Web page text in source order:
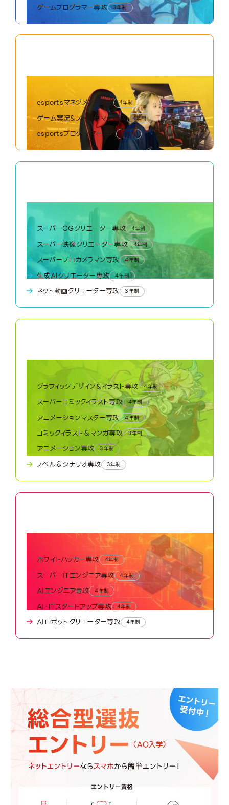
ゲームプログラマー専攻 3年制
esportsマネジメント専攻 4年制
ゲーム実況&ストリーマー専攻 4年制
esportsプロゲーマー専攻 3年制
スーパーCGクリエーター専攻 4年制
スーパー映像クリエーター専攻 4年制
スーパープロカメラマン専攻 4年制
生成AIクリエーター専攻 4年制
ネット動画クリエーター専攻 3年制
グラフィックデザイン&イラスト専攻 4年制
スーパーコミックイラスト専攻 4年制
アニメーションマスター専攻 4年制
コミックイラスト＆マンガ専攻 3年制
アニメーション専攻 3年制
ノベル＆シナリオ専攻 3年制
ホワイトハッカー専攻 4年制
スーパーITエンジニア専攻 4年制
AIエンジニア専攻 4年制
AI・ITスタートアップ専攻 4年制
AIロボットクリエーター専攻 4年制